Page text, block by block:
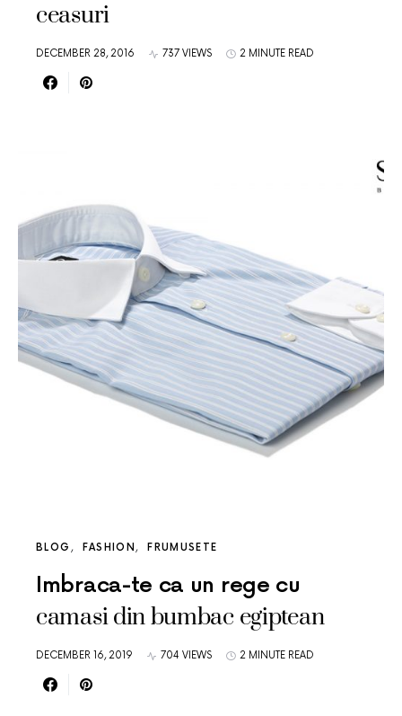
ceasuri
DECEMBER 28, 2016 737 VIEWS 2 MINUTE READ
BLOG FASHION FRUMUSETE
Imbraca-te ca un rege cu
camasi din bumbac egiptean
DECEMBER 16, 2019 704 VIEWS 2 MINUTE READ